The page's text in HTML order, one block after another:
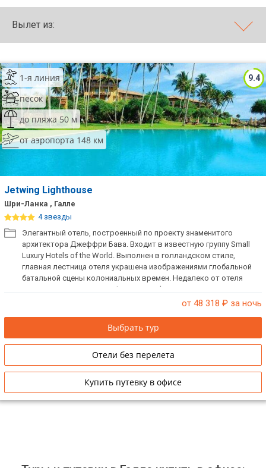
Вылет из:
9.4
1-я линия
песок
до пляжа 50 м
от аэропорта 148 км
Jetwing Lighthouse
Шри-Ланка , Галле
4 звезды
Элегантный отель, построенный по проекту знаменитого
архитектора Джеффри Бава. Входит в известную группу Small
Luxury Hotels of the World. Выполнен в голландском стиле,
главная лестница отеля украшена изображениями глобальной
батальной сцены колониальных времен. Недалеко от отеля
расположен знаменитой форт Галле (входит в список
всемирного наследия ЮНЕСКО). Возможна организация
от 48 318 ₽ за ночь
Выбрать тур
Отели без перелета
Купить путевку в офисе
Экскурсионные туры
ТОП 10 недорогих отелей
5*
Лучшие отели 4* звезды
Лучшие отели 3* звезды
Недорогие отели 3*
Сетевые отели Турции
Сетевые отели Египта
Сетевые отели ОАЭ
Сетевые отели Таиланда
Сетевые отели Шри Ланки
Сетевые отели Вьетнама